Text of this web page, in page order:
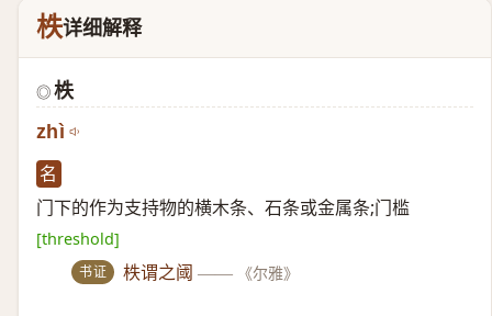
柣详细解释
◎ 柣
zhì
名
门下的作为支持物的横木条、石条或金属条;门槛
[threshold]
书证 柣谓之阈 —— 《尔雅》